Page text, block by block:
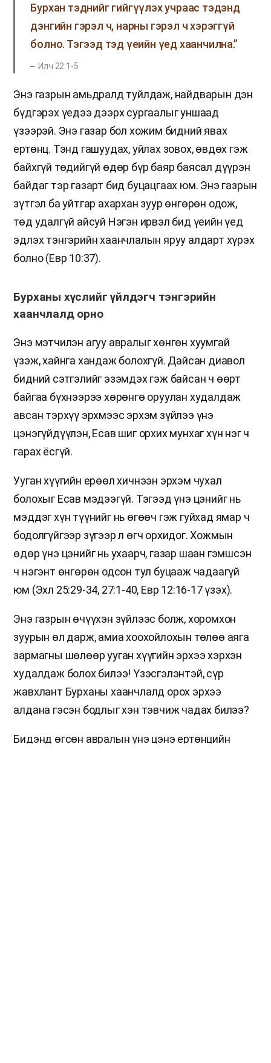
Бурхан тэднийг гийгүүлэх учраас тэдэнд
дэнгийн гэрэл ч, нарны гэрэл ч хэрэггүй
болно. Тэгээд тэд үеийн үед хаанчилна.”
Илч 22:1-5
Энэ газрын амьдралд туйлдаж, найдварын дэн
бүдгэрэх үедээ дээрх сургаалыг уншаад
үзээрэй. Энэ газар бол хожим бидний явах
ертөнц. Тэнд гашуудах, уйлах зовох, өвдөх гэж
байхгүй төдийгүй өдөр бүр баяр баясал дүүрэн
байдаг тэр газарт бид буцацгаах юм. Энэ газрын
зүтгэл ба уйтгар ахархан зуур өнгөрөн одож,
төд удалгүй айсуй Нэгэн ирвэл бид үеийн үед
эдлэх тэнгэрийн хаанчлалын яруу алдарт хүрэх
болно (Евр 10:37).
Бурханы хүслийг үйлдэгч тэнгэрийн
хаанчлалд орно
Энэ мэтчилэн агуу авралыг хөнгөн хуумгай
үзэж, хайнга хандаж болохгүй. Дайсан диавол
бидний сэтгэлийг эзэмдэх гэж байсан ч өөрт
байгаа бүхнээрээ хөрөнгө оруулан худалдаж
авсан тэрхүү эрхмээс эрхэм зүйлээ үнэ
цэнэгүйдүүлэн, Есав шиг орхих мунхаг хүн нэг ч
гарах ёсгүй.
Ууган хүүгийн ерөөл хичнээн эрхэм чухал
болохыг Есав мэдээгүй. Тэгээд үнэ цэнийг нь
мэддэг хүн түүнийг нь өгөөч гэж гуйхад ямар ч
бодолгүйгээр зүгээр л өгч орхидог. Хожмын
өдөр үнэ цэнийг нь ухаарч, газар шаан гэмшсэн
ч нэгэнт өнгөрөн одсон тул буцааж чадаагүй
юм (Эхл 25:29-34, 27:1-40, Евр 12:16-17 үзэх).
Энэ газрын өчүүхэн зүйлээс болж, хоромхон
зуурын өл дарж, амиа хоохойлохын төлөө аяга
зармагны шөлөөр ууган хүүгийн эрхээ хэрхэн
худалдаж болох билээ! Үзэсгэлэнтэй, сүр
жавхлант Бурханы хаанчлалд орох эрхээ
алдана гэсэн бодлыг хэн тэвчиж чадах билээ?
Бидэнд өгсөн авралын үнэ цэнэ ертөнцийн